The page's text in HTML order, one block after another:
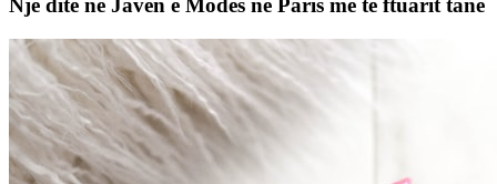
Një ditë në Javën e Modës në Paris me të ftuarit tanë